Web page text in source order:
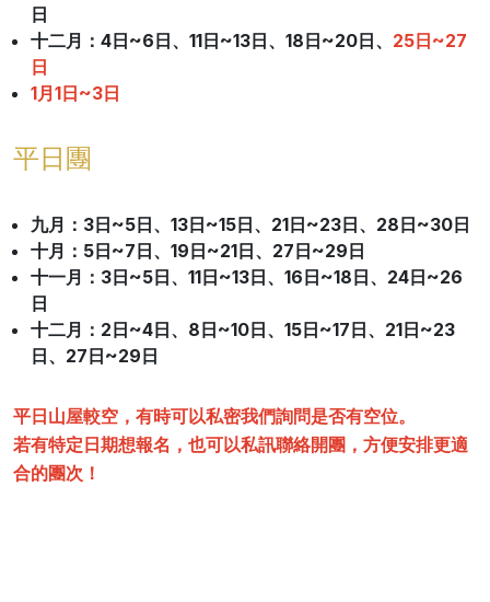
日
十二月 ：4日~6日、11日~13日、18日~20日、 25日~27
日
1月1日~3日
平日團
九月：3日~5日、13日~15日、21日~23日、28日~30日
十月 ：5日~7日、19日~21日、27日~29日
十一月 ：3日~5日、11日~13日、16日~18日、24日~26
日
十二月 ：2日~4日、8日~10日、15日~17日、21日~23
日、27日~29日
平日山屋較空，有時可以私密我們詢問是否有空位。
若有特定日期想報名，也可以私訊聯絡開團，方便安排更適
合的團次！